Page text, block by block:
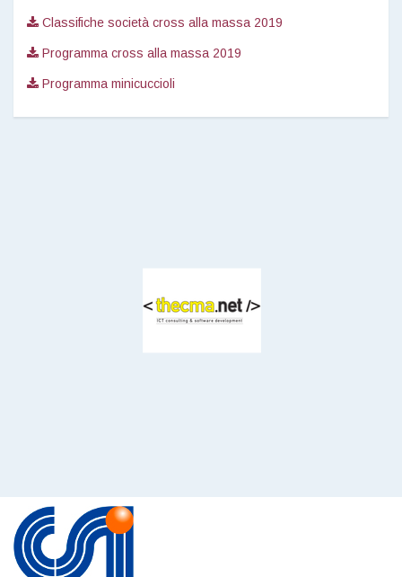
Classifiche società cross alla massa 2019
Programma cross alla massa 2019
Programma minicuccioli